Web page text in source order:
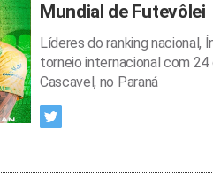
Mundial de Futevôlei
Líderes do ranking nacional,
torneio internacional com
Cascavel, no Paraná